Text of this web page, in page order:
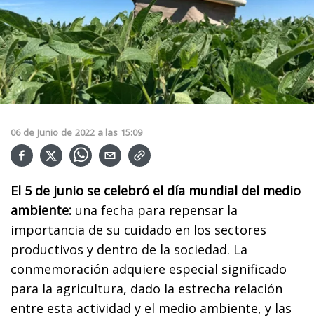
06 de Junio de 2022 a las 15:09
El 5 de junio se celebró el día mundial del medio
ambiente: una fecha para repensar la
importancia de su cuidado en los sectores
productivos y dentro de la sociedad. La
conmemoración adquiere especial significado
para la agricultura, dado la estrecha relación
entre esta actividad y el medio ambiente, y las